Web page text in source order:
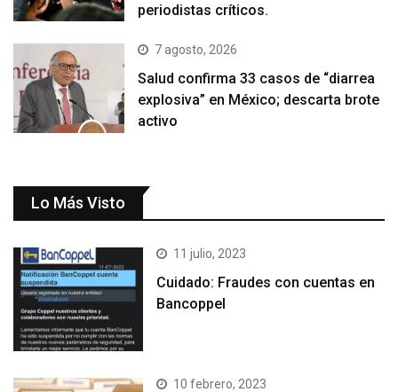
periodistas críticos.
7 agosto, 2026
Salud confirma 33 casos de “diarrea
explosiva” en México; descarta brote
activo
Lo Más Visto
11 julio, 2023
Cuidado: Fraudes con cuentas en
Bancoppel
10 febrero, 2023